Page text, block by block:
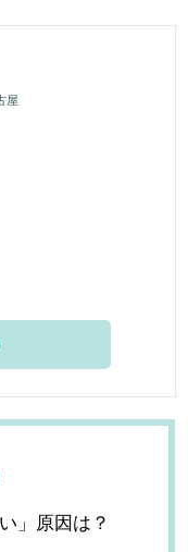
屋
ジングセンター他研
設
」原因は？